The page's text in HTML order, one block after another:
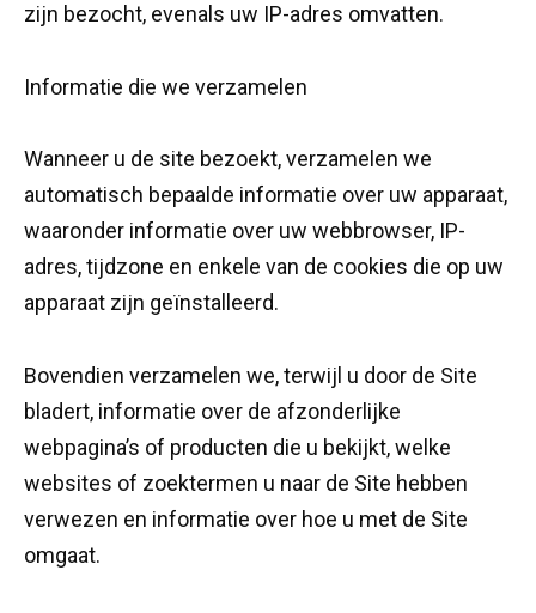
zijn bezocht, evenals uw IP-adres omvatten.
Informatie die we verzamelen
Wanneer u de site bezoekt, verzamelen we
automatisch bepaalde informatie over uw apparaat,
waaronder informatie over uw webbrowser, IP-
adres, tijdzone en enkele van de cookies die op uw
apparaat zijn geïnstalleerd.
Bovendien verzamelen we, terwijl u door de Site
bladert, informatie over de afzonderlijke
webpagina’s of producten die u bekijkt, welke
websites of zoektermen u naar de Site hebben
verwezen en informatie over hoe u met de Site
omgaat.